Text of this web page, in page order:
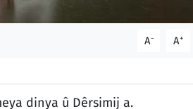
A- A+
dinya û Dêrsimij a.